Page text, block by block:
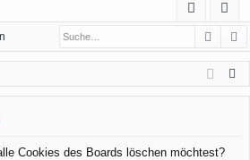
m
el
n
ist
rie
n
Cookies des Boards löschen möchtest?